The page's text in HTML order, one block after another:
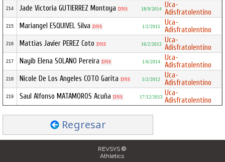
214 Jade Victoria GUTIERREZ Montoya DNS 18/9/2014
Uca-
Adisfratolentino
215 Mariangel ESQUIVEL Silva DNS 1/2/2015
Uca-
Adisfratolentino
216 Mattias Javier PEREZ Coto DNS 16/2/2013
Uca-
Adisfratolentino
217 Nayib Elena SOLANO Pereira DNS 1/6/2014
Uca-
Adisfratolentino
218 Nicole De Los Angeles COTO Garita DNS 5/2/2012
Uca-
Adisfratolentino
219 Saul Alfonso MATAMOROS Acuña DNS 17/12/2013 Uca-
Adisfratolentino
Regresar
REVSYS ®
Athletics